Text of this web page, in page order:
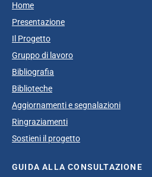
Home
Presentazione
Il Progetto
Gruppo di lavoro
Bibliografia
Biblioteche
Aggiornamenti e segnalazioni
Ringraziamenti
Sostieni il progetto
GUIDA ALLA CONSULTAZIONE